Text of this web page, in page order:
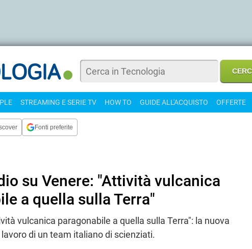
STREAMING E SERIE TV HOW TO GUIDE ALL'ACQUISTO OFFERTE
Fonti preferite
su Venere: "Attività vulcanica
a quella sulla Terra"
vulcanica paragonabile a quella sulla Terra": la nuova
di un team italiano di scienziati.